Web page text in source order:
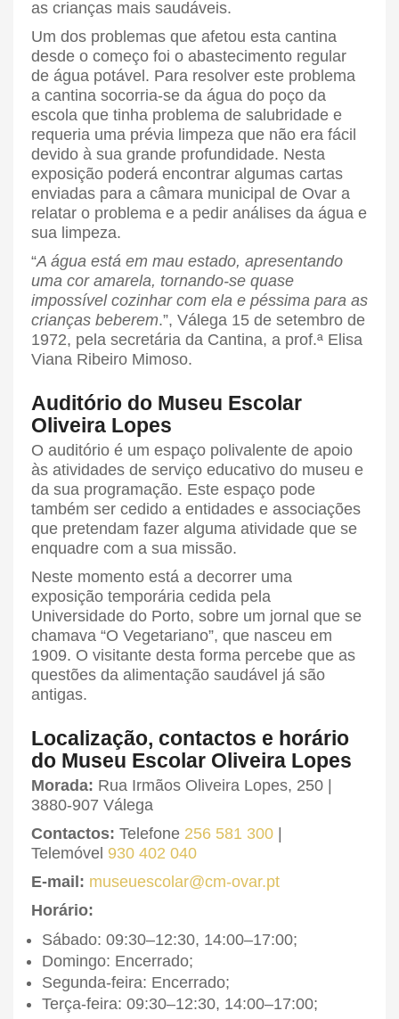
as crianças mais saudáveis.
Um dos problemas que afetou esta cantina
desde o começo foi o abastecimento regular
de água potável. Para resolver este problema
a cantina socorria-se da água do poço da
escola que tinha problema de salubridade e
requeria uma prévia limpeza que não era fácil
devido à sua grande profundidade. Nesta
exposição poderá encontrar algumas cartas
enviadas para a câmara municipal de Ovar a
relatar o problema e a pedir análises da água e
sua limpeza.
“A água está em mau estado, apresentando
uma cor amarela, tornando-se quase
impossível cozinhar com ela e péssima para as
crianças beberem.”, Válega 15 de setembro de
1972, pela secretária da Cantina, a prof.ª Elisa
Viana Ribeiro Mimoso.
Auditório do Museu Escolar
Oliveira Lopes
O auditório é um espaço polivalente de apoio
às atividades de serviço educativo do museu e
da sua programação. Este espaço pode
também ser cedido a entidades e associações
que pretendam fazer alguma atividade que se
enquadre com a sua missão.
Neste momento está a decorrer uma
exposição temporária cedida pela
Universidade do Porto, sobre um jornal que se
chamava “O Vegetariano”, que nasceu em
1909. O visitante desta forma percebe que as
questões da alimentação saudável já são
antigas.
Localização, contactos e horário
do Museu Escolar Oliveira Lopes
Morada: Rua Irmãos Oliveira Lopes, 250 |
3880-907 Válega
Contactos: Telefone 256 581 300 |
Telemóvel 930 402 040
E-mail: museuescolar@cm-ovar.pt
Horário:
Sábado: 09:30–12:30, 14:00–17:00;
Domingo: Encerrado;
Segunda-feira: Encerrado;
Terça-feira: 09:30–12:30, 14:00–17:00;